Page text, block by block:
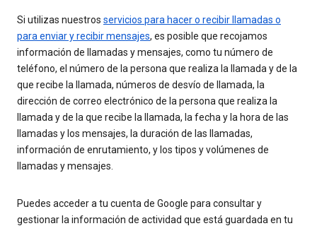
Si utilizas nuestros servicios para hacer o recibir llamadas o
para enviar y recibir mensajes, es posible que recojamos
información de llamadas y mensajes, como tu número de
teléfono, el número de la persona que realiza la llamada y de la
que recibe la llamada, números de desvío de llamada, la
dirección de correo electrónico de la persona que realiza la
llamada y de la que recibe la llamada, la fecha y la hora de las
llamadas y los mensajes, la duración de las llamadas,
información de enrutamiento, y los tipos y volúmenes de
llamadas y mensajes.
Puedes acceder a tu cuenta de Google para consultar y
gestionar la información de actividad que está guardada en tu